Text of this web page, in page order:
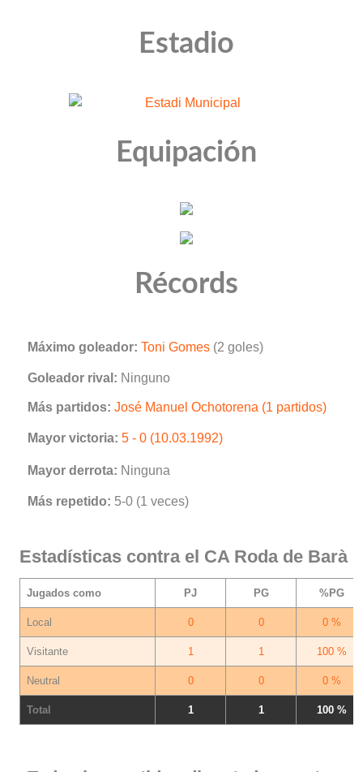
Estadio
Equipación
Récords
Máximo goleador: Toni Gomes (2 goles)
Goleador rival: Ninguno
Más partidos: José Manuel Ochotorena (1 partidos)
Mayor victoria: 5 - 0 (10.03.1992)
Mayor derrota: Ninguna
Más repetido: 5-0 (1 veces)
Estadísticas contra el CA Roda de Barà
Jugados como PJ PG %PG
Local 0 0 0 %
Visitante 1 1 100 %
Neutral 0 0 0 %
Total 1 1 100 %